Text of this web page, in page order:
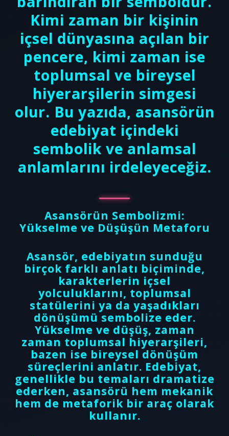
Kimi zaman bir kişinin
içsel dünyasına açılan bir
pencere, kimi zaman ise
toplumsal ve bireysel
hiyerarşilerin simgesi
olur. Bu yazıda, asansörün
edebiyat içindeki
sembolik ve anlamsal
anlamlarını irdeleyeceğiz.
Asansörün Sembolizmi:
Yükselme ve Düşüşün Metaforu
Asansör, edebiyatın sunduğu
birçok farklı anlatı biçiminde,
karakterlerin içsel
yolculuklarını, toplumsal
statülerini ya da yaşadıkları
dönüşümü sembolize eder.
Yükselme ve düşüş, zaman
zaman toplumsal hiyerarşileri,
bazen ise bireysel dönüşüm
süreçlerini anlatır. Edebiyat,
genellikle bu temaları dramatize
ederken, asansörü hem mekanik
hem de metaforik bir araç olarak
kullanır.